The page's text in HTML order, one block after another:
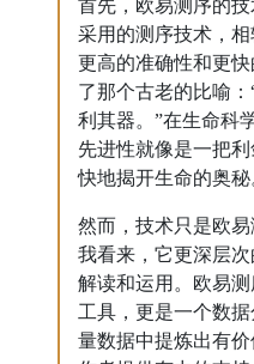
首先，欧易测序的
采用的测序技术，
更高的准确性和更
了那个古老的比喻
利其器。”在生命科
先进性就像是一把
快地揭开生命的奥秘
然而，技术只是欧易
我看来，它更深层
解读和运用。欧易
工具，更是一个数
量数据中提炼出有